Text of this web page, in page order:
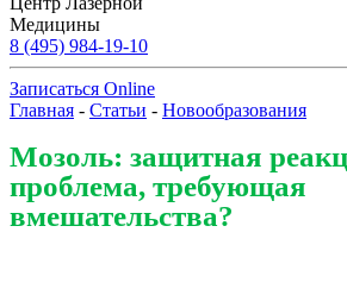
Медицины
8 (495) 984-19-10
Записаться Online
Главная - Статьи - Новообразования
Мозоль: защитная
проблема, требующая
вмешательства?